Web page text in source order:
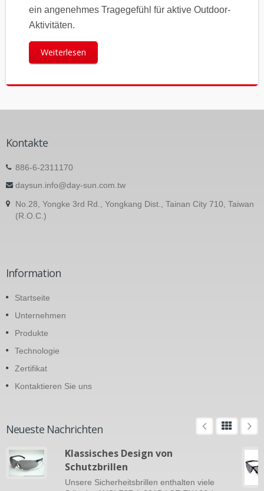
ein angenehmes Tragegefühl für aktive Outdoor-
Aktivitäten.
Weiterlesen
Kontakte
886-6-2311170
daysun.info@day-sun.com.tw
No.28, Yongke 3rd Rd., Yongkang Dist., Tainan City 710, Taiwan
(R.O.C.)
Information
Startseite
Unternehmen
Produkte
Technologie
Zertifikat
Kontaktieren Sie uns
Neueste Nachrichten
Klassisches Design von
Schutzbrillen
Unsere Sicherheitsbrillen enthalten viele